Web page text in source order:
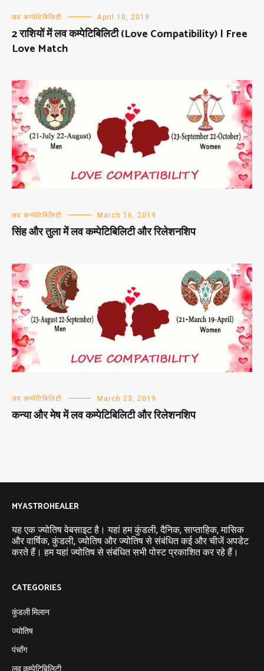
लव कम्पेटिबिलिटी April 10, 2019
2 राशियों में लव कम्पेटिबिलिटी (Love Compatibility) | Free
Love Match
लव कम्पेटिबिलिटी March 16, 2019
सिंह और तुला में लव कम्पेटिबिलिटी और रिलेशनशिप
लव कम्पेटिबिलिटी March 23, 2019
कन्या और मेष में लव कम्पेटिबिलिटी और रिलेशनशिप
MYASTROHEALER
यह एक ज्योतिष वेबसाइट है। यहां हम कुंडली, दैनिक, साप्ताहिक, मासिक
और वार्षिक, कुंडली, ज्योतिष और ज्योतिष से संबंधित कई और चीजें अपडेट
करते हैं। हम यहां ज्योतिष से संबंधित सभी पोस्ट प्रकाशित कर रहे हैं।
CATEGORIES
कुंडली मिलान
ज्योतिष
पंचाँग
लव कम्पेटिबिलिटी